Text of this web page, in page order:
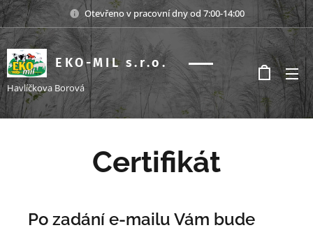
Otevřeno v pracovní dny od 7:00-14:00
EKO-MIL s.r.o.
s.r.o.
Havlíčkova Borová
Certifikát
📄Po zadání e-mailu Vám bude